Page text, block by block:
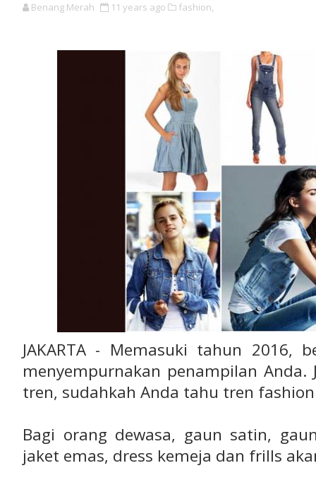
Benang Merah 11 years ago fashion,
JAKARTA - Memasuki tahun 2016,
menyempurnakan penampilan Anda.
tren, sudahkah Anda tahu tren
Bagi orang dewasa, gaun satin,
jaket emas, dress kemeja dan frills